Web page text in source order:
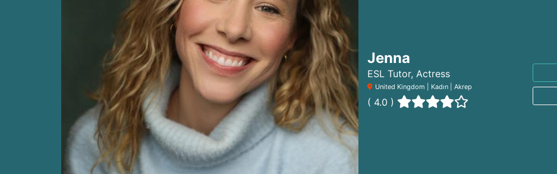
Jenna
ESL Tutor, Actress
United Kingdom | Kadın | Akrep
( 4.0 )